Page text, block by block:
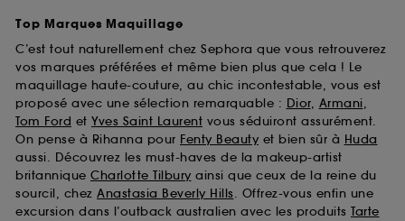
Top Marques Maquillage
C’est tout naturellement chez Sephora que vous retrouverez
vos marques préférées et même bien plus que cela ! Le
maquillage haute-couture, au chic incontestable, vous est
proposé avec une sélection remarquable : Dior, Armani,
Tom Ford et Yves Saint Laurent vous séduiront assurément.
On pense à Rihanna pour Fenty Beauty et bien sûr à Huda
aussi. Découvrez les must-haves de la makeup-artist
britannique Charlotte Tilbury ainsi que ceux de la reine du
sourcil, chez Anastasia Beverly Hills. Offrez-vous enfin une
excursion dans l’outback australien avec les produits Tarte